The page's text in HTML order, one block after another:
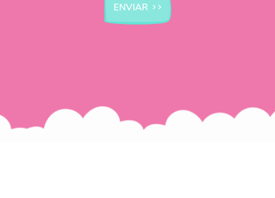
ENVIAR